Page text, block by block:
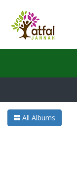
All Albums